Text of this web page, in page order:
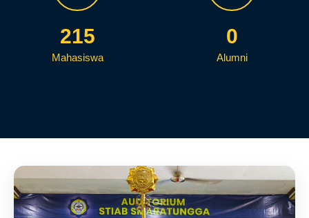
215
Mahasiswa
0
Alumni